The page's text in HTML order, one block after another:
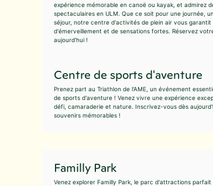
expérience mémorable en canoë ou kayak, et admirez
spectaculaires en ULM. Que ce soit pour une journée,
séjour, notre centre d'activités de plein air vous garantit
d'émerveillement et de sensations fortes. Réservez
aujourd'hui !
Centre de sports d'aventure
Prenez part au Triathlon de l'AME, un événement
de sports d'aventure ! Venez vivre une expérience
défi, camaraderie et nature. Inscrivez-vous dès
souvenirs mémorables !
Familly Park
Venez explorer Familly Park, le parc d'attractions parfait